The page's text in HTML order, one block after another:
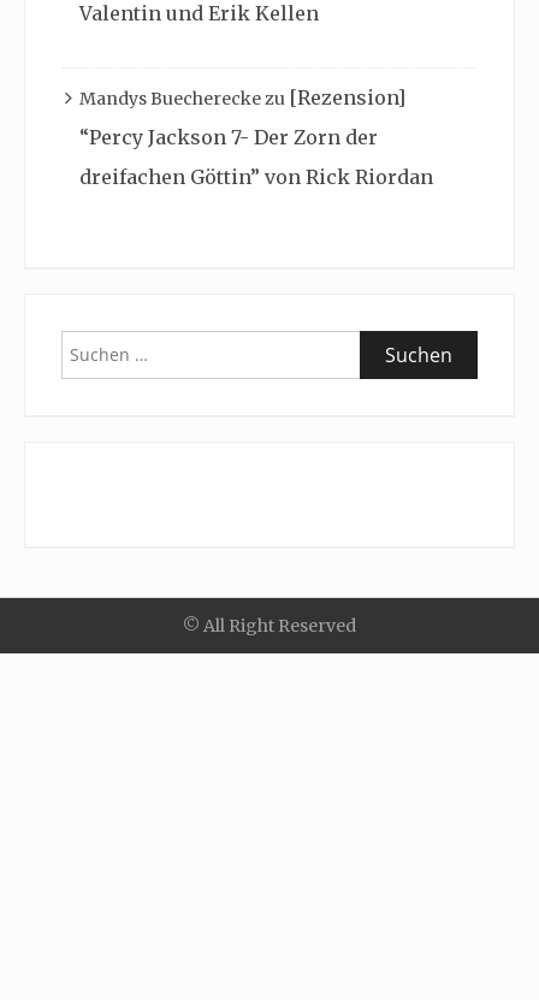
Valentin und Erik Kellen
Mandys Buechereckezu [Rezension]
“Percy Jackson 7- Der Zorn der
dreifachen Göttin” von Rick Riordan
Suchen
nach:
© All Right Reserved